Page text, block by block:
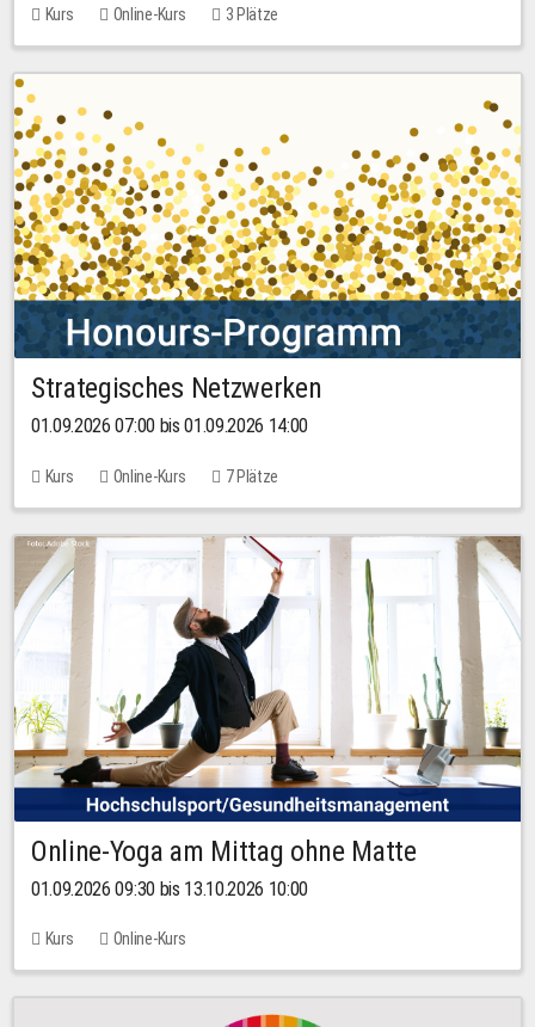
Kurs Online-Kurs 3 Plätze
Strategisches Netzwerken
01.09.2026 07:00 bis 01.09.2026 14:00
Kurs Online-Kurs 7 Plätze
Online-Yoga am Mittag ohne Matte
01.09.2026 09:30 bis 13.10.2026 10:00
Kurs Online-Kurs